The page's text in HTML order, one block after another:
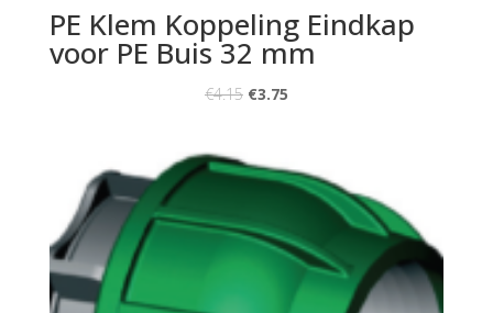
PE Klem Koppeling Eindkap
voor PE Buis 32 mm
€4.15 €3.75